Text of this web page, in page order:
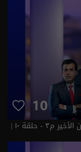
تمرد الإطار يهدد بإنهاء الجيل القديم - من الأخير م٣ - حلقة ١٠ |